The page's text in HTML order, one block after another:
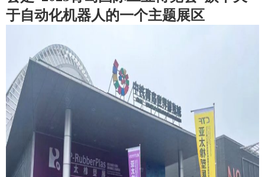
于自动化机器人的一个主题展区